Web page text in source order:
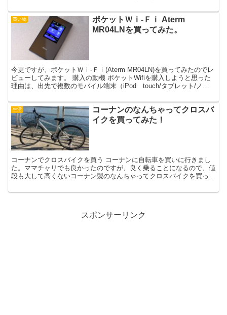
買い物
ポケットＷｉ-Ｆｉ Aterm
MR04LNを買ってみた。
今更ですが、ポケットＷｉ-Ｆｉ(Aterm MR04LN)を買ってみたのでレ
ビューしてみます。 購入の動機 ポケットWifiを購入しようと思った
理由は、出先で複数のモバイル端末（iPod touch/タブレット/ノー
生活
コーナンのなんちゃってクロスバ
イクを買ってみた！
コーナンでクロスバイクを買う コーナンに自転車を買いに行きまし
た。ママチャリでも良かったのですが、良く乗ることになるので、値
段も大して高くないコーナン製のなんちゃってクロスバイクを買って
スポンサーリンク